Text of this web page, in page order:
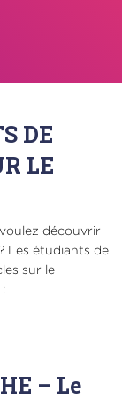
DE
LE
découvrir
Les étudiants de
sur le
– Le